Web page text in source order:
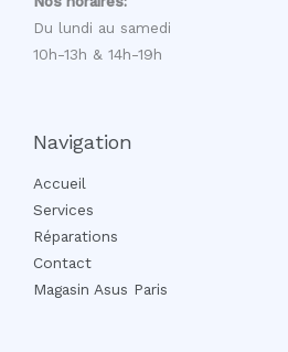
Du lundi au samedi
10h-13h & 14h-19h
Navigation
Accueil
Services
Réparations
Contact
Magasin Asus Paris